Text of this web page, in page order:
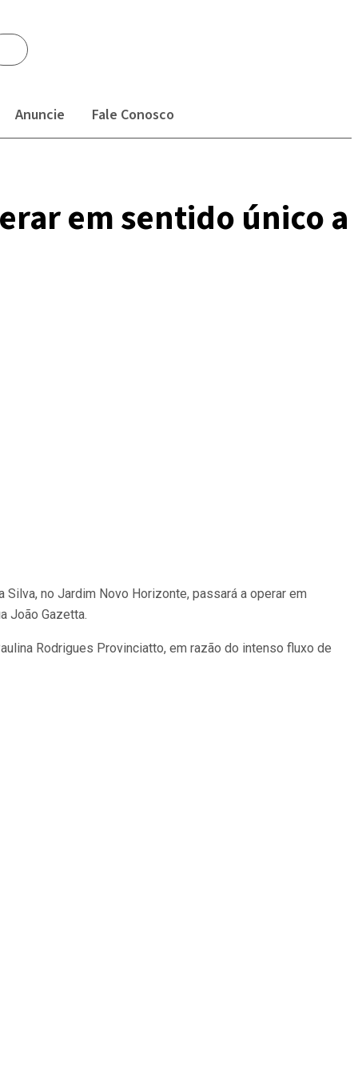
Anuncie Fale Conosco
em sentido único a
no Jardim Novo Horizonte, passará a operar em
João Gazetta.
Rodrigues Provinciatto, em razão do intenso fluxo de